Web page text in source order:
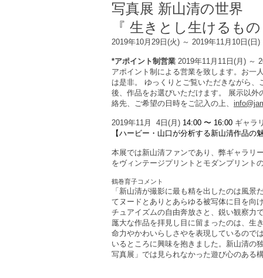
写真展 新山清の世界
『 生きとし生けるも
2019年10月29日(火) ～ 2019年11月10日(日)
*アポイント制営業 2019年11月11日(月) ～
アポイント制による営業を致します。お一
は是非。 ゆっくりとご覧いただきながら
後、作品をお選びいただけます。 展示以
絡先、ご希望の日時をご記入の上、
2019年11月 4日(月) 14:00 〜 16:00 ギャラ
【ハービー・山口が分析する新山清作品の
本展では新山清ファンであり、弊ギャラリ
をヴィンテージプリントとモダンプリント
鶴巻育子コメント
「新山清が撮影に最も精を出したのは風
てヌードとありとあらゆる被写体に目を向
チュアイズムの自由奔放さと、鋭い観察力
厖大な作品を拝見し目に留まったのは、生
命力やかわいらしさやを表現しているので
いるところに興味を抱きました。新山清の
写真展」では見られなかった遊び心のある